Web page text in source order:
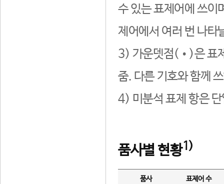
수 있는 표제어에 쓰이
제어에서 여러 번 나타
3) 가운뎃점(•)은 표
줌. 다른 기호와 함께
4) 미분석 표제 항은
품사별 현황1)
품사 표제어 수